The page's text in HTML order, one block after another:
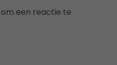
om een reactie te